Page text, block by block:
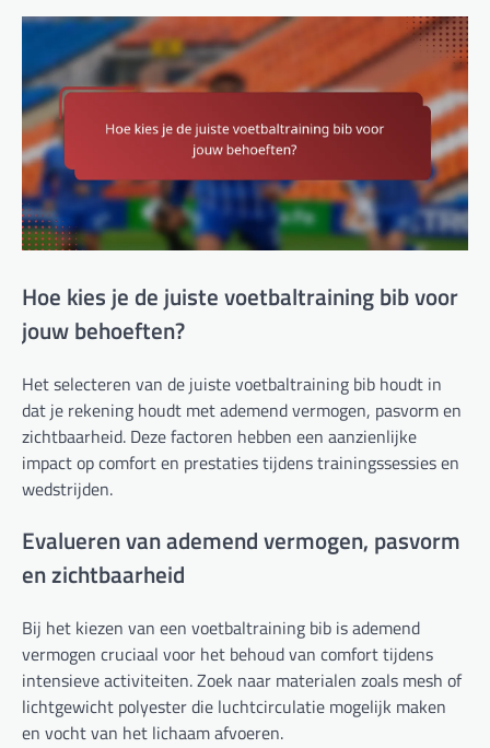
Hoe kies je de juiste voetbaltraining bib voor
jouw behoeften?
Het selecteren van de juiste voetbaltraining bib houdt in
dat je rekening houdt met ademend vermogen, pasvorm en
zichtbaarheid. Deze factoren hebben een aanzienlijke
impact op comfort en prestaties tijdens trainingssessies en
wedstrijden.
Evalueren van ademend vermogen, pasvorm
en zichtbaarheid
Bij het kiezen van een voetbaltraining bib is ademend
vermogen cruciaal voor het behoud van comfort tijdens
intensieve activiteiten. Zoek naar materialen zoals mesh of
lichtgewicht polyester die luchtcirculatie mogelijk maken
en vocht van het lichaam afvoeren.